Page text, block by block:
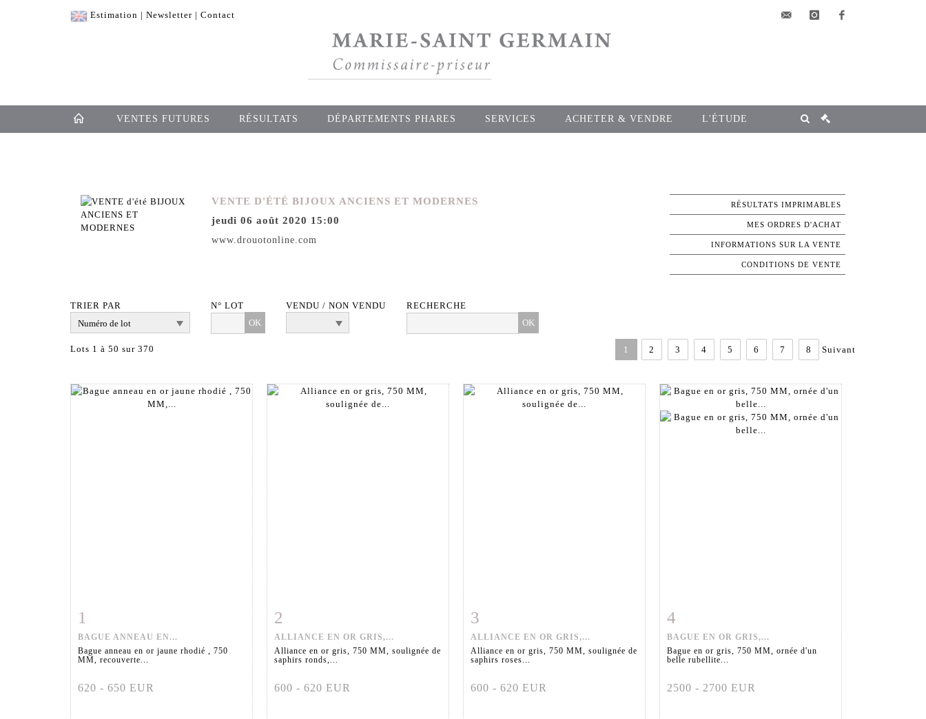
Estimation | Newsletter | Contact
VENTES FUTURES RÉSULTATS DÉPARTEMENTS PHARES SERVICES ACHETER & VENDRE L'ÉTUDE
VENTE D'ÉTÉ BIJOUX ANCIENS ET MODERNES
jeudi 06 août 2020 15:00
www.drouotonline.com
RÉSULTATS IMPRIMABLES
MES ORDRES D'ACHAT
INFORMATIONS SUR LA VENTE
CONDITIONS DE VENTE
TRIER PAR
N° LOT
OK
VENDU / NON VENDU RECHERCHE
Lots 1 à 50 sur 370 1 2 3 4 5 6 7 8 Suivant
1
BAGUE ANNEAU EN...
Bague anneau en or jaune rhodié , 750
MM, recouverte...
620 - 650 EUR
2
ALLIANCE EN OR GRIS,...
Alliance en or gris, 750 MM, soulignée de
saphirs ronds,...
600 - 620 EUR
3
ALLIANCE EN OR GRIS,...
Alliance en or gris, 750 MM, soulignée de
saphirs roses...
600 - 620 EUR
4
BAGUE EN OR GRIS,...
Bague en or gris, 750 MM, ornée d'un
belle rubellite...
2500 - 2700 EUR